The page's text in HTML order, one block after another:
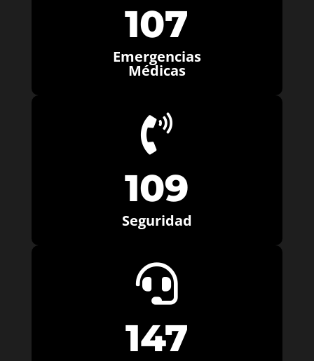
107
Emergencias
Médicas

109
Seguridad

147